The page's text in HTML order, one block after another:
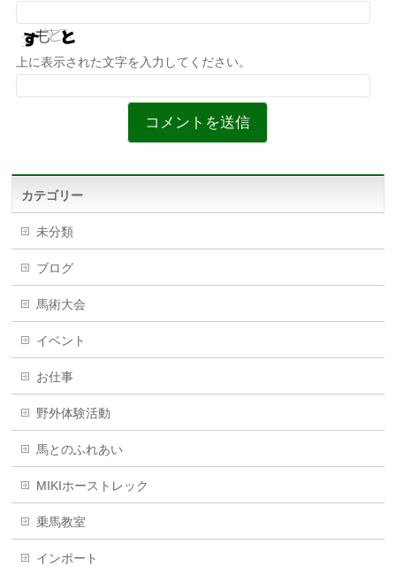
上に表示された文字を入力してください。
カテゴリー
未分類
ブログ
馬術大会
イベント
お仕事
野外体験活動
馬とのふれあい
MIKIホーストレック
乗馬教室
インポート